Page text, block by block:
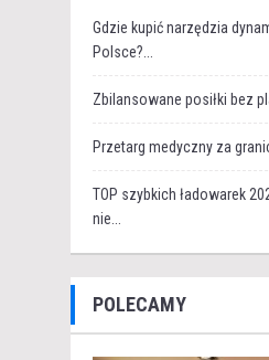
Gdzie kupić narzędzia
Polsce?...
Zbilansowane posiłki bez
Przetarg medyczny za
TOP szybkich ładowarek
nie...
POLECAMY